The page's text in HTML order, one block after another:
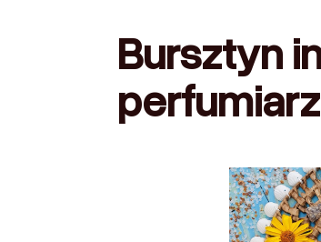
Bursztyn